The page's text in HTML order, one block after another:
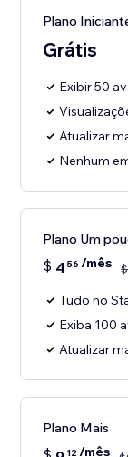
Plano
Grátis
Exibir 50
Atualizar
Nenhum
Plano Um
$ 4 56 /mês $
Tudo no
Exiba 100
Atualizar
Plano Mais
12/mês